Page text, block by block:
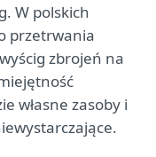
W polskich
przetrwania
zbrojeń na
własne zasoby i